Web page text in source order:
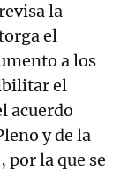
la
el
a los
el
acuerdo
y de la
por la que se